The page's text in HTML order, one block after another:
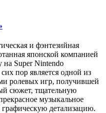
и фэнтезийная
японской компанией
на Super Nintendo
пор является одной из
ролевых игр, получившей
сюжет, тщательную
музыкальное
детализацию.